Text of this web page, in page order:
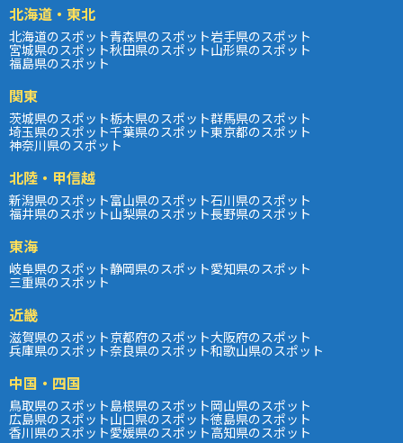
北海道・東北
北海道のスポット青森県のスポット岩手県のスポット
宮城県のスポット秋田県のスポット山形県のスポット
福島県のスポット
関東
茨城県のスポット栃木県のスポット群馬県のスポット
埼玉県のスポット千葉県のスポット東京都のスポット
神奈川県のスポット
北陸・甲信越
新潟県のスポット富山県のスポット石川県のスポット
福井県のスポット山梨県のスポット長野県のスポット
東海
岐阜県のスポット静岡県のスポット愛知県のスポット
三重県のスポット
近畿
滋賀県のスポット京都府のスポット大阪府のスポット
兵庫県のスポット奈良県のスポット和歌山県のスポット
中国・四国
鳥取県のスポット島根県のスポット岡山県のスポット
広島県のスポット山口県のスポット徳島県のスポット
香川県のスポット愛媛県のスポット高知県のスポット